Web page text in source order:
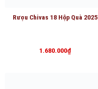
Rượu Chivas 18 Hộp Quà 2025
1.680.000₫